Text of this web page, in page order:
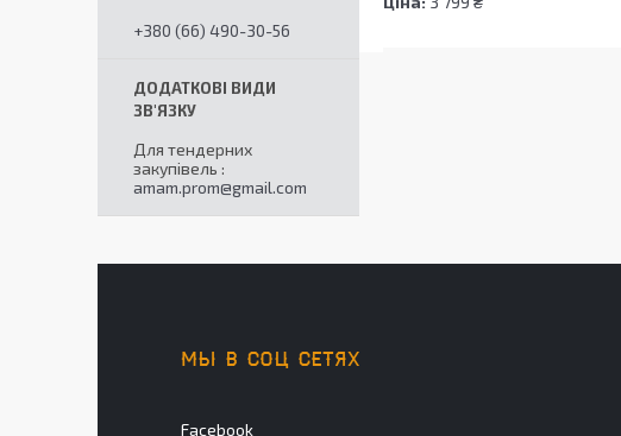
+380 (66) 490-30-56
Для тендерних
закупівель
amam.prom@gmail.com
МЫ В СОЦ СЕТЯХ
Facebook